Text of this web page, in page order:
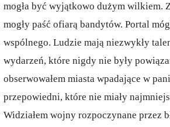
mogła być wyjątkowo dużym wilkiem.
mogły paść ofiarą bandytów. Portal
wspólnego. Ludzie mają niezwykły
wydarzeń, które nigdy nie były
obserwowałem miasta wpadające w
przepowiedni, które nie miały
Widziałem wojny rozpoczynane przez